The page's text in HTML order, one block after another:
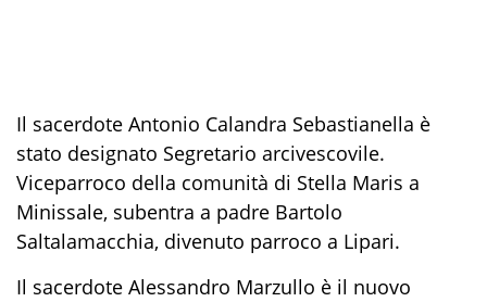
Il sacerdote Antonio Calandra Sebastianella è
stato designato Segretario arcivescovile.
Viceparroco della comunità di Stella Maris a
Minissale, subentra a padre Bartolo
Saltalamacchia, divenuto parroco a Lipari.
Il sacerdote Alessandro Marzullo è il nuovo